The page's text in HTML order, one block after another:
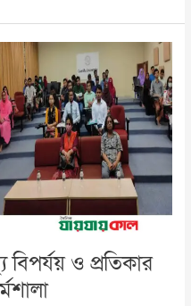
বিপর্যয় ও প্রতিকার